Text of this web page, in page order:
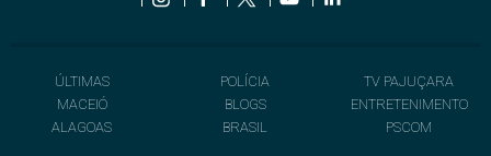
ÚLTIMAS
MACEIÓ
ALAGOAS
POLÍCIA
BLOGS
BRASIL
TV PAJUÇARA
ENTRETENIMENTO
PSCOM